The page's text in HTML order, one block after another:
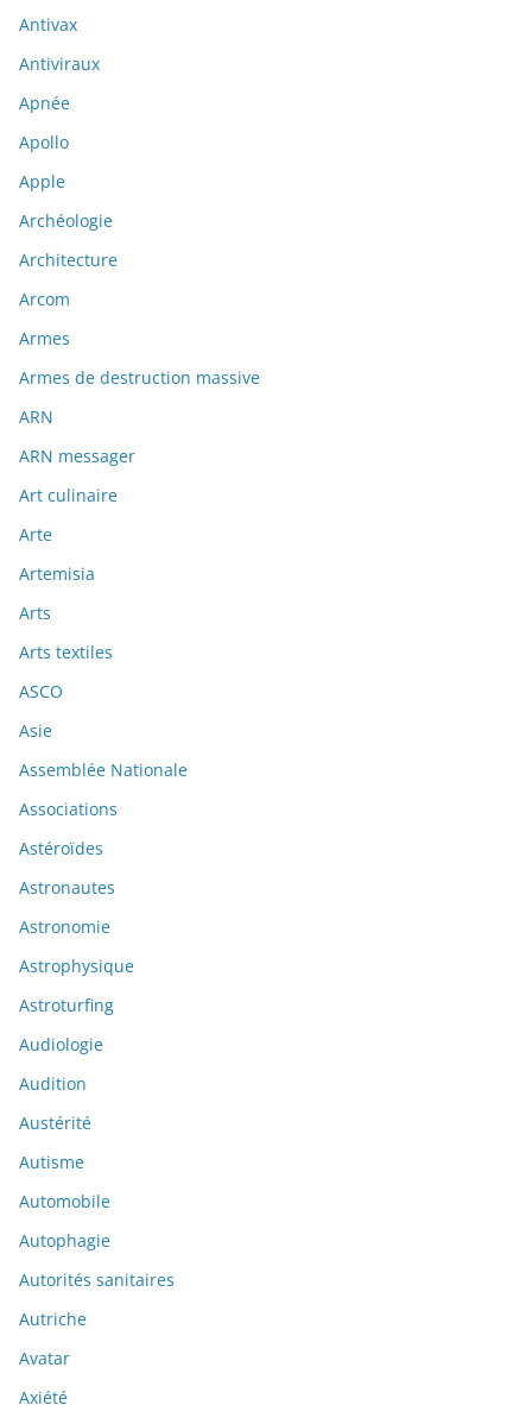
Antivax
Antiviraux
Apnée
Apollo
Apple
Archéologie
Architecture
Arcom
Armes
Armes de destruction massive
ARN
ARN messager
Art culinaire
Arte
Artemisia
Arts
Arts textiles
ASCO
Asie
Assemblée Nationale
Associations
Astéroïdes
Astronautes
Astronomie
Astrophysique
Astroturfing
Audiologie
Audition
Austérité
Autisme
Automobile
Autophagie
Autorités sanitaires
Autriche
Avatar
Axiété